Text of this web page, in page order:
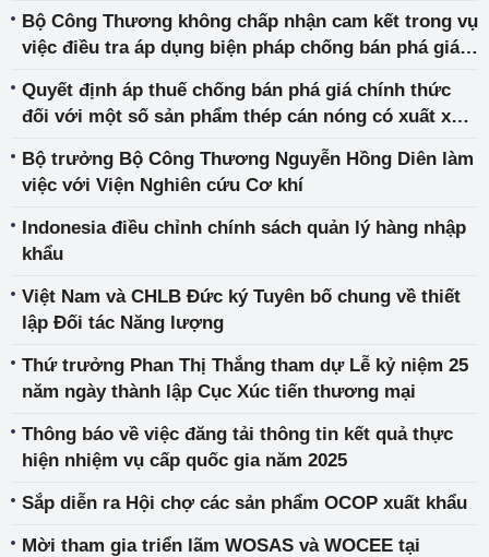
Bộ Công Thương không chấp nhận cam kết trong vụ
việc điều tra áp dụng biện pháp chống bán phá giá
từ Cộng hòa Ấn Độ và Cộng hòa nhân dân Trung
Hoa
Quyết định áp thuế chống bán phá giá chính thức
đối với một số sản phẩm thép cán nóng có xuất xứ
tra áp dụng biện pháp chống bán phá giá đối với
một số sản phẩm thép cán nóng có xuất xứ từ Cộng
hòa Ấn Độ
Bộ trưởng Bộ Công Thương Nguyễn Hồng Diên làm
việc với Viện Nghiên cứu Cơ khí
Indonesia điều chỉnh chính sách quản lý hàng nhập
khẩu
Việt Nam và CHLB Đức ký Tuyên bố chung về thiết
lập Đối tác Năng lượng
Thứ trưởng Phan Thị Thắng tham dự Lễ kỷ niệm 25
năm ngày thành lập Cục Xúc tiến thương mại
Thông báo về việc đăng tải thông tin kết quả thực
hiện nhiệm vụ cấp quốc gia năm 2025
Sắp diễn ra Hội chợ các sản phẩm OCOP xuất khẩu
Mời tham gia triển lãm WOSAS và WOCEE tại